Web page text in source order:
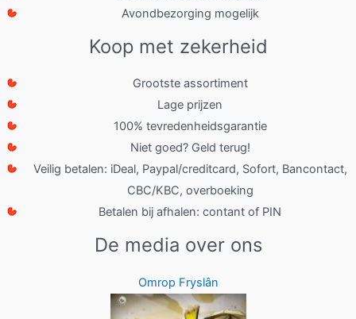
Avondbezorging mogelijk
Koop met zekerheid
Grootste assortiment
Lage prijzen
100% tevredenheidsgarantie
Niet goed? Geld terug!
Veilig betalen: iDeal, Paypal/creditcard, Sofort, Bancontact,
CBC/KBC, overboeking
Betalen bij afhalen: contant of PIN
De media over ons
Omrop Fryslân